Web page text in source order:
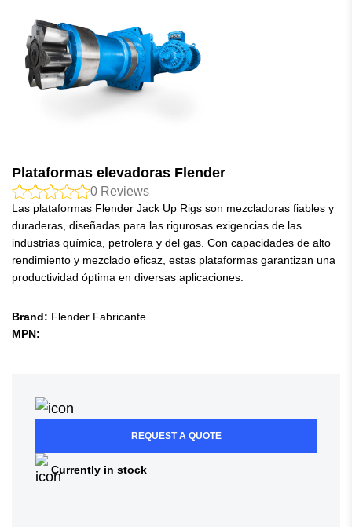
Plataformas elevadoras Flender
0 Reviews
Las plataformas Flender Jack Up Rigs son mezcladoras fiables y
duraderas, diseñadas para las rigurosas exigencias de las
industrias química, petrolera y del gas. Con capacidades de alto
rendimiento y mezclado eficaz, estas plataformas garantizan una
productividad óptima en diversas aplicaciones.
Brand: Flender Fabricante
MPN:
REQUEST A QUOTE
Currently in stock